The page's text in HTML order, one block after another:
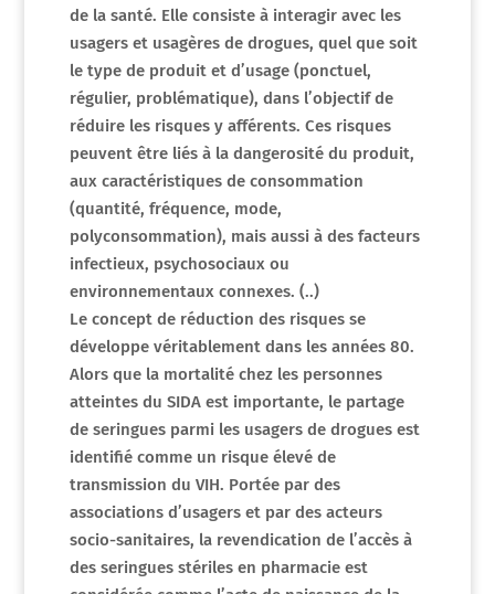
de la santé. Elle consiste à interagir avec les
usagers et usagères de drogues, quel que soit
le type de produit et d’usage (ponctuel,
régulier, problématique), dans l’objectif de
réduire les risques y afférents. Ces risques
peuvent être liés à la dangerosité du produit,
aux caractéristiques de consommation
(quantité, fréquence, mode,
polyconsommation), mais aussi à des facteurs
infectieux, psychosociaux ou
environnementaux connexes. (..)
Le concept de réduction des risques se
développe véritablement dans les années 80.
Alors que la mortalité chez les personnes
atteintes du SIDA est importante, le partage
de seringues parmi les usagers de drogues est
identifié comme un risque élevé de
transmission du VIH. Portée par des
associations d’usagers et par des acteurs
socio-sanitaires, la revendication de l’accès à
des seringues stériles en pharmacie est